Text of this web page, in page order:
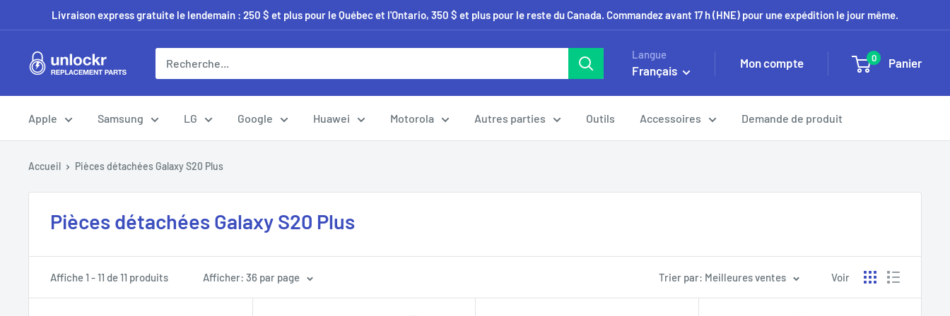
au
contenu
Livraison express gratuite le lendemain : 250 $ et plus pour le Québec et l'Ontario, 350 $ et plus pour le reste du Canada. Commandez avant 17 h (HNE) pour une expédition le jour même.
Unlockr
Parts
Langue
Français
Mon compte 0 Panier
Apple Samsung LG Google Huawei Motorola Autres parties Outils Accessoires Demande de produit
Accueil Pièces détachées Galaxy S20 Plus
Pièces détachées Galaxy S20 Plus
Affiche 1 - 11 de 11 produits Afficher: 36 par page Trier par: Meilleures ventes Voir